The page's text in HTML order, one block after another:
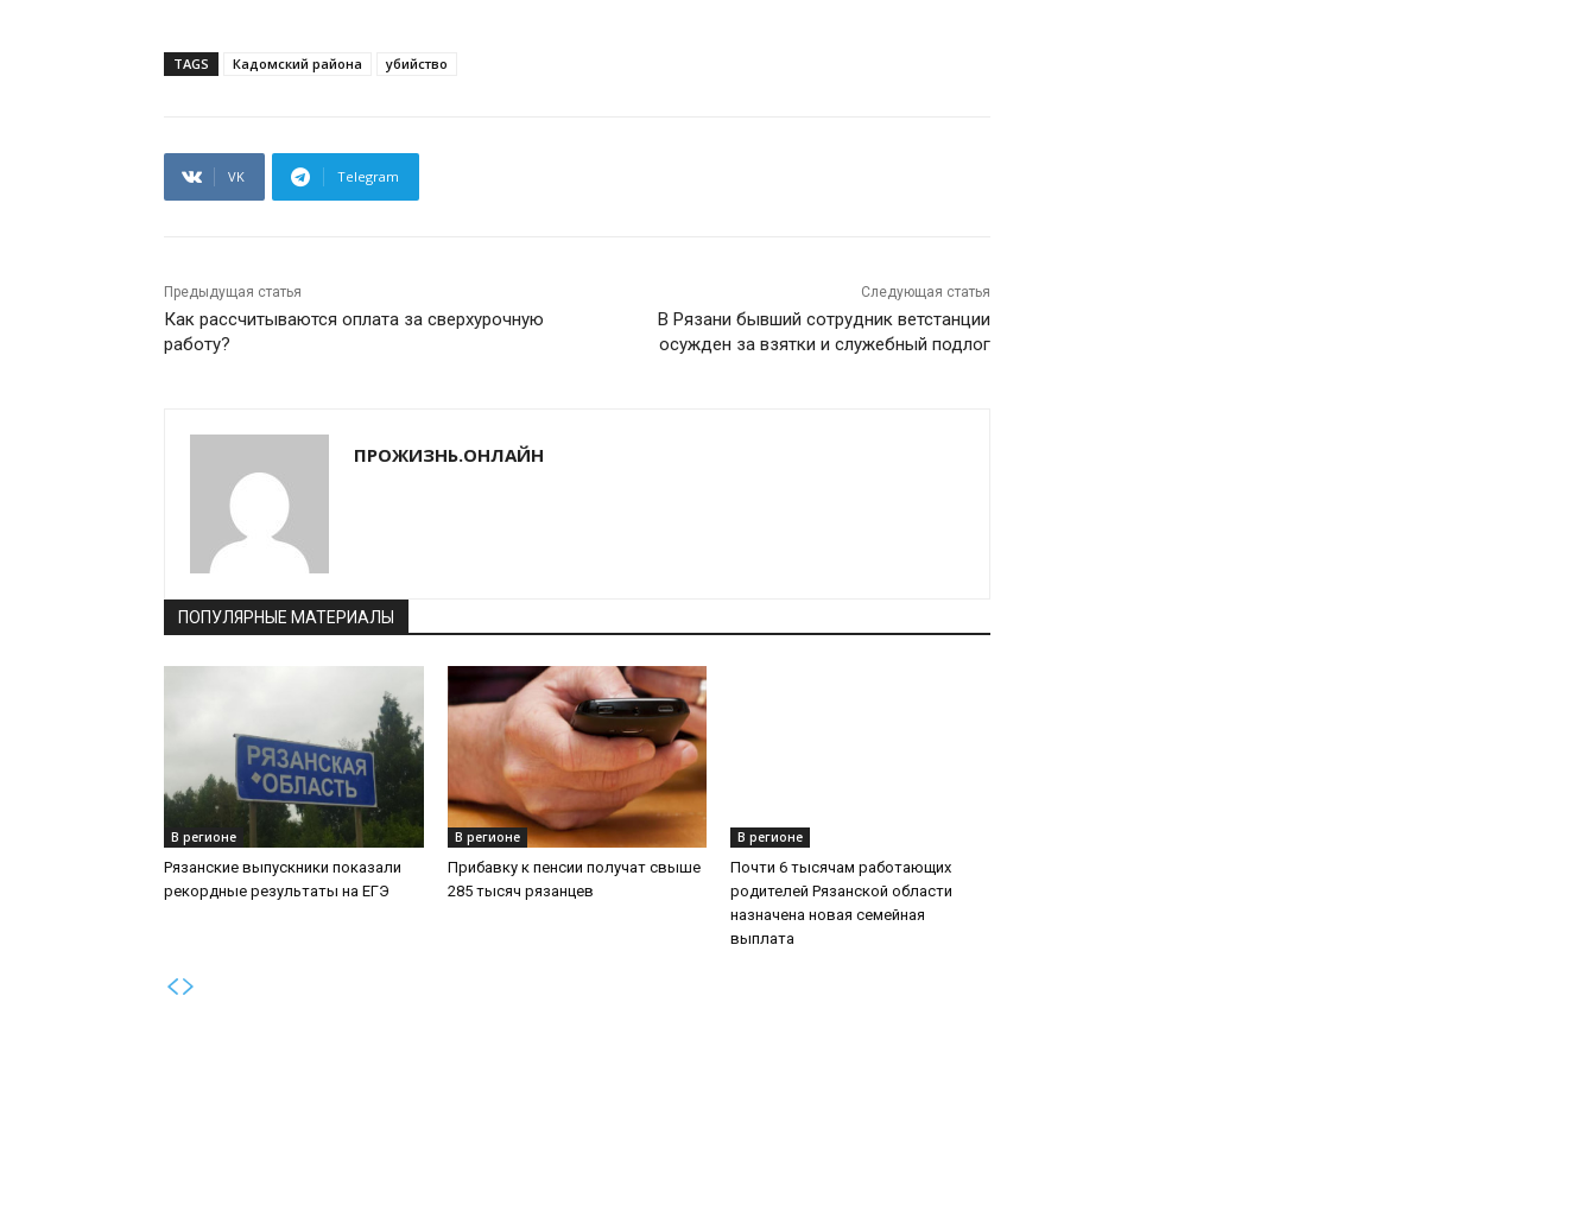
TAGS Кадомский района убийство
VK Telegram
Предыдущая статья
Как рассчитываются оплата за сверхурочную
работу?
Следующая статья
В Рязани бывший сотрудник ветстанции
осужден за взятки и служебный подлог
ПРОЖИЗНЬ.ОНЛАЙН
ПОПУЛЯРНЫЕ МАТЕРИАЛЫ
В регионе
Рязанские выпускники показали
рекордные результаты на ЕГЭ
В регионе
Прибавку к пенсии получат свыше
285 тысяч рязанцев
В регионе
Почти 6 тысячам работающих
родителей Рязанской области
назначена новая семейная
выплата